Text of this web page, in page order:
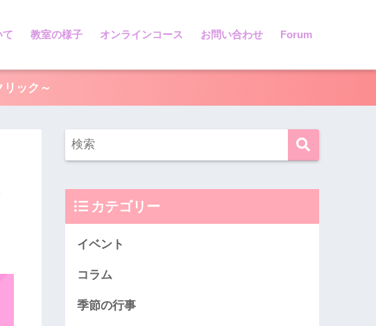
て 教室の様子 オンラインコース お問い合わせ Forum
ック～
カテゴリー
イベント
コラム
季節の行事